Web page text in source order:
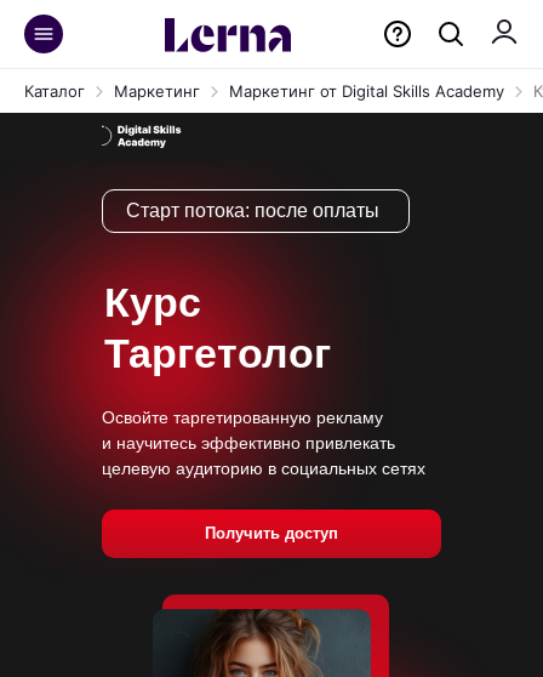
Каталог Маркетинг Маркетинг от Digital Skills Academy
Курс
Таргетолог
Освойте таргетированную рекламу
и научитесь эффективно привлекать
целевую аудиторию в социальных сетях
Получить доступ
Старт потока: после оплаты